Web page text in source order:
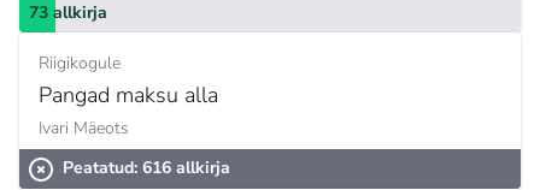
73 allkirja
Riigikogule
Pangad maksu alla
Ivari Mäeots
Peatatud: 616 allkirja